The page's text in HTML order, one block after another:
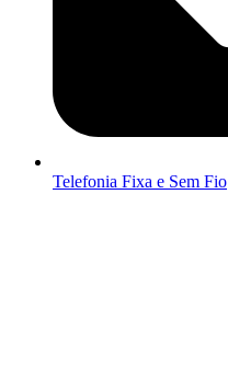
Telefonia Fixa e Sem Fio